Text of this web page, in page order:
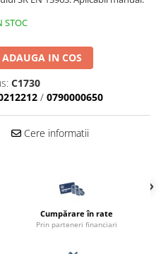
STOC
ADAUGA IN COS
C1730
/ 0790000650
Cere informatii
Cumpărare în rate
Prin parteneri financiari